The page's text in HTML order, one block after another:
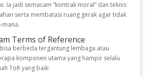
. Ia jadi semacam “kontrak moral” dan teknis
serta membatasi ruang gerak agar tidak
mana.
Terms of Reference
berbeda tergantung lembaga atau
komponen utama yang hampir selalu
ToR yang baik: